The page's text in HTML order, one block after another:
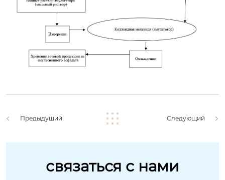
Предыдущий Следующий
связаться с нами